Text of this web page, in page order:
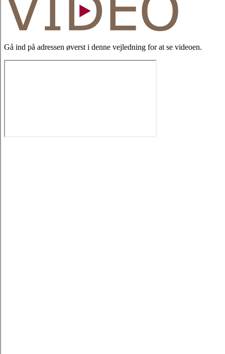
Gå ind på adressen øverst i denne vejledning for at se videoen.